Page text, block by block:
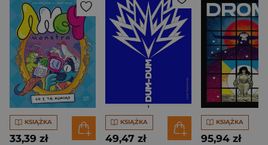
KSIĄŻKA
33,39 zł
KSIĄŻKA
49,47 zł
KSIĄŻKA
95,94 zł